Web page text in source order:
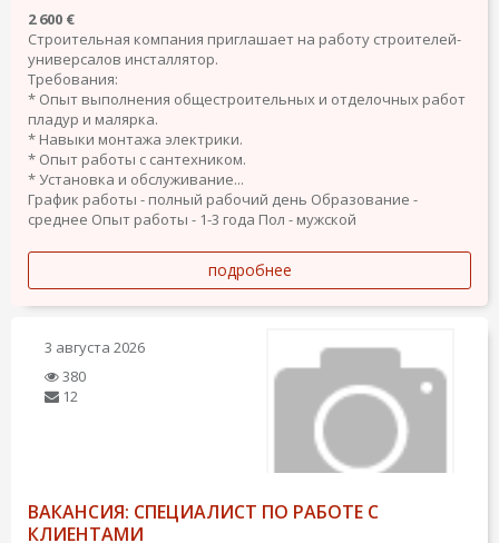
2 600 €
Строительная компания приглашает на работу строителей-
универсалов инсталлятор.
Требования:
* Опыт выполнения общестроительных и отделочных работ
пладур и малярка.
* Навыки монтажа электрики.
* Опыт работы с сантехником.
* Установка и обслуживание...
График работы - полный рабочий день Образование -
среднее Опыт работы - 1-3 года Пол - мужской
подробнее
3 августа 2026
380
12
ВАКАНСИЯ: СПЕЦИАЛИСТ ПО РАБОТЕ С
КЛИЕНТАМИ